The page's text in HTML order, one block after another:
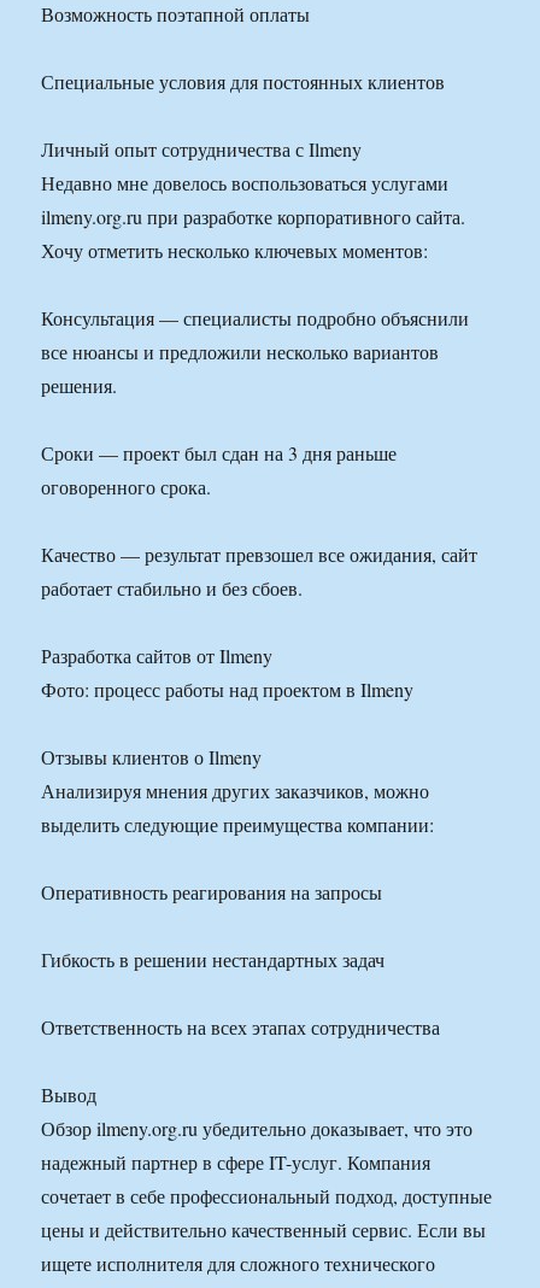
Возможность поэтапной оплаты
Специальные условия для постоянных клиентов
Личный опыт сотрудничества с Ilmeny
Недавно мне довелось воспользоваться услугами
ilmeny.org.ru при разработке корпоративного сайта.
Хочу отметить несколько ключевых моментов:
Консультация — специалисты подробно объяснили
все нюансы и предложили несколько вариантов
решения.
Сроки — проект был сдан на 3 дня раньше
оговоренного срока.
Качество — результат превзошел все ожидания, сайт
работает стабильно и без сбоев.
Разработка сайтов от Ilmeny
Фото: процесс работы над проектом в Ilmeny
Отзывы клиентов о Ilmeny
Анализируя мнения других заказчиков, можно
выделить следующие преимущества компании:
Оперативность реагирования на запросы
Гибкость в решении нестандартных задач
Ответственность на всех этапах сотрудничества
Вывод
Обзор ilmeny.org.ru убедительно доказывает, что это
надежный партнер в сфере IT-услуг. Компания
сочетает в себе профессиональный подход, доступные
цены и действительно качественный сервис. Если вы
ищете исполнителя для сложного технического